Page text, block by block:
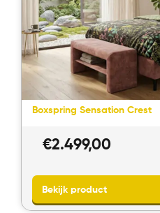
Boxspring Sensation Crest
€2.499,00